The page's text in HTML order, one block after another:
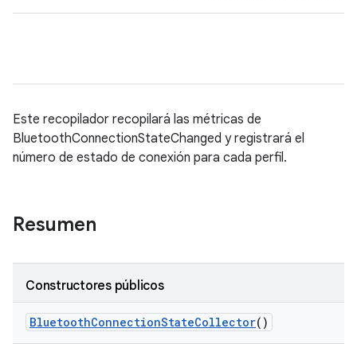
Este recopilador recopilará las métricas de
BluetoothConnectionStateChanged y registrará el
número de estado de conexión para cada perfil.
Resumen
Constructores públicos
BluetoothConnectionStateCollector()